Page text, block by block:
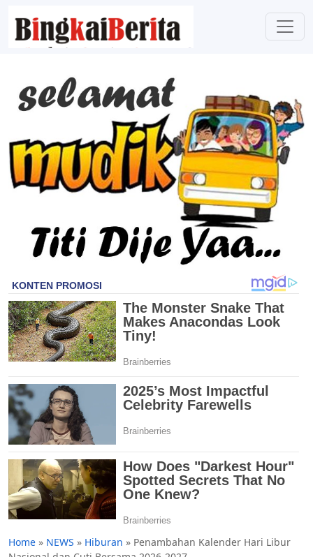
Home » NEWS » Hiburan » Penambahan Kalender Hari Libur